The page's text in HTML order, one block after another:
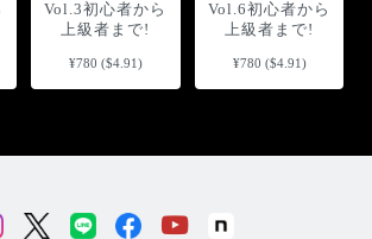
Vol.3初心者から
上級者まで!
¥780 ($4.91)
Vol.6初心者から
上級者まで!
¥780 ($4.91)